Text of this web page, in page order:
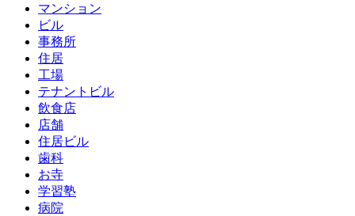
マンション
ビル
事務所
住居
工場
テナントビル
飲食店
店舗
住居ビル
歯科
お寺
学習塾
病院